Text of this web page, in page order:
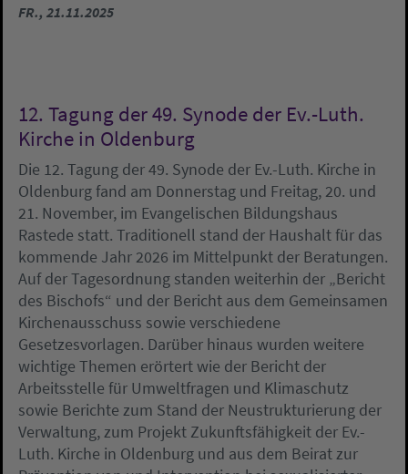
FR., 21.11.2025
12. Tagung der 49. Synode der Ev.-Luth.
Kirche in Oldenburg
Die 12. Tagung der 49. Synode der Ev.-Luth. Kirche in
Oldenburg fand am Donnerstag und Freitag, 20. und
21. November, im Evangelischen Bildungshaus
Rastede statt. Traditionell stand der Haushalt für das
kommende Jahr 2026 im Mittelpunkt der Beratungen.
Auf der Tagesordnung standen weiterhin der „Bericht
des Bischofs“ und der Bericht aus dem Gemeinsamen
Kirchenausschuss sowie verschiedene
Gesetzesvorlagen. Darüber hinaus wurden weitere
wichtige Themen erörtert wie der Bericht der
Arbeitsstelle für Umweltfragen und Klimaschutz
sowie Berichte zum Stand der Neustrukturierung der
Verwaltung, zum Projekt Zukunftsfähigkeit der Ev.-
Luth. Kirche in Oldenburg und aus dem Beirat zur